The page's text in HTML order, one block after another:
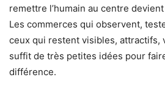
remettre l’humain au centre
Les commerces qui observent,
ceux qui restent visibles, attractifs,
suffit de très petites idées pour
différence.